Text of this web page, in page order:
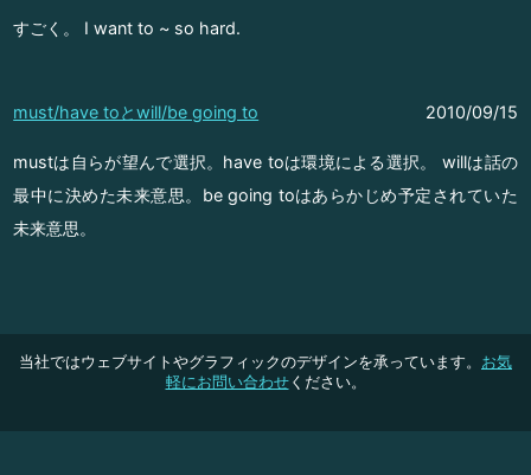
すごく。 I want to ~ so hard.
must/have toとwill/be going to 2010/09/15
mustは自らが望んで選択。have toは環境による選択。 willは話の
最中に決めた未来意思。be going toはあらかじめ予定されていた
未来意思。
当社ではウェブサイトやグラフィックのデザインを承っています。 お気
軽にお問い合わせください。